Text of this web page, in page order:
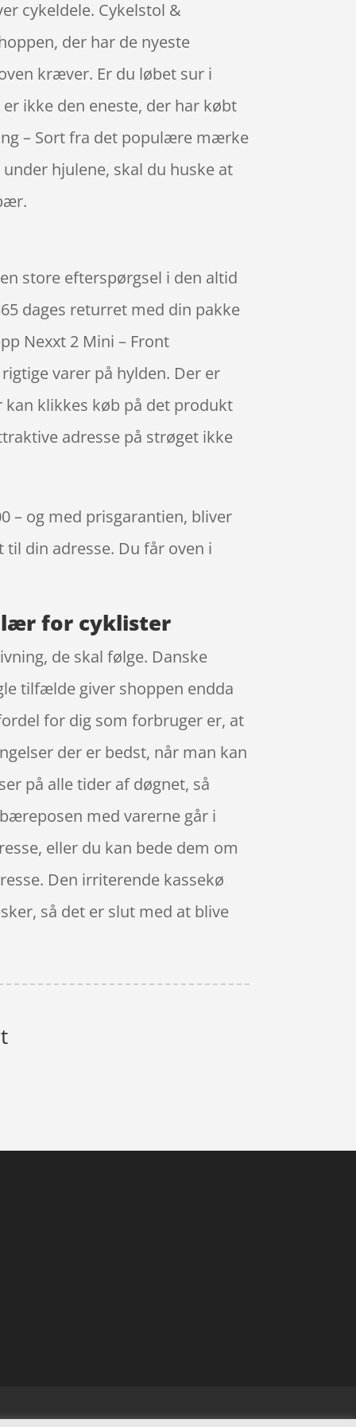
cykeldele. Cykelstol &
der har de nyeste
kræver. Er du løbet sur i
ikke den eneste, der har købt
– Sort fra det populære mærke
hjulene, skal du huske at
store efterspørgsel i den altid
dages returret med din pakke
Nexxt 2 Mini – Front
varer på hylden. Der er
kan klikkes køb på det produkt
adresse på strøget ikke
– og med prisgarantien, bliver
din adresse. Du får oven i
for cyklister
de skal følge. Danske
tilfælde giver shoppen endda
for dig som forbruger er, at
der er bedst, når man kan
på alle tider af døgnet, så
med varerne går i
eller du kan bede dem om
Den irriterende kassekø
så det er slut med at blive